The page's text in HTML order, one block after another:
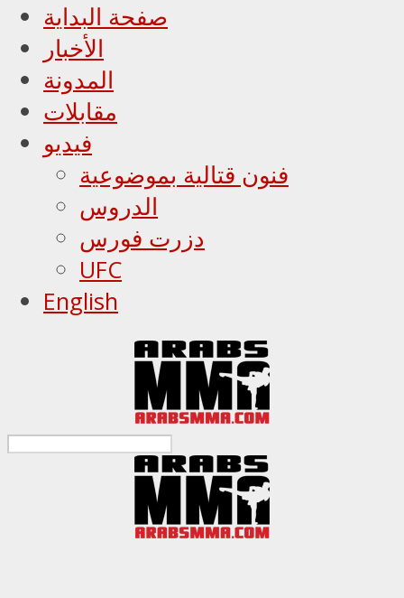
صفحة البداية
الأخبار
المدونة
مقابلات
فيديو
فنون قتالية بموضوعية
الدروس
دزرت فورس
UFC
English